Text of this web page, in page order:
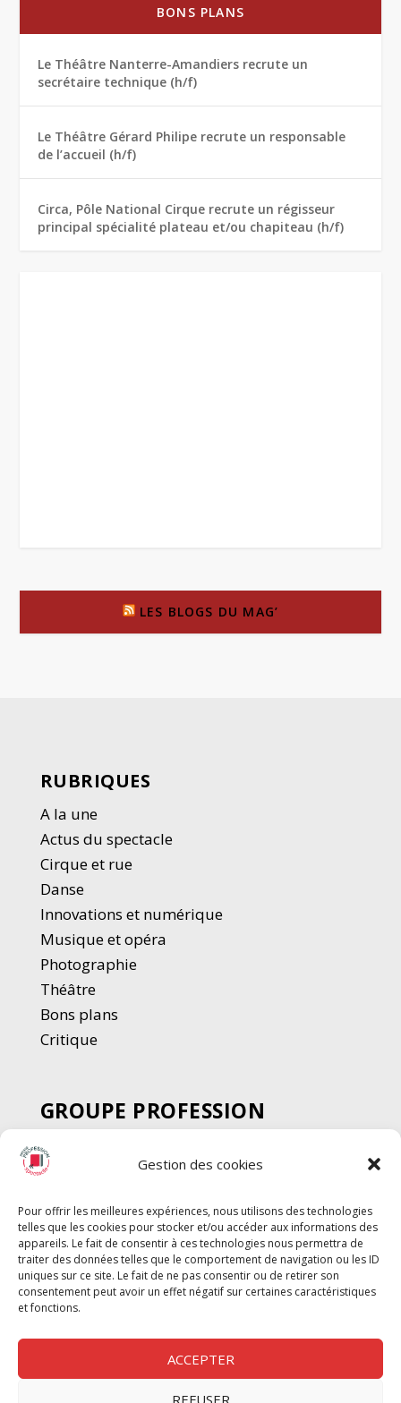
Gestion des cookies
Pour offrir les meilleures expériences, nous utilisons des technologies
telles que les cookies pour stocker et/ou accéder aux informations des
appareils. Le fait de consentir à ces technologies nous permettra de
traiter des données telles que le comportement de navigation ou les ID
uniques sur ce site. Le fait de ne pas consentir ou de retirer son
consentement peut avoir un effet négatif sur certaines caractéristiques
et fonctions.
ACCEPTER
REFUSER
BONS PLANS
Le Théâtre Nanterre-Amandiers recrute un
secrétaire technique (h/f)
Le Théâtre Gérard Philipe recrute un responsable
de l’accueil (h/f)
Circa, Pôle National Cirque recrute un régisseur
principal spécialité plateau et/ou chapiteau (h/f)
LES BLOGS DU MAG’
RUBRIQUES
A la une
Actus du spectacle
Cirque et rue
Danse
Innovations et numérique
Musique et opéra
Photographie
Théâtre
Bons plans
Critique
GROUPE PROFESSION
SPECTACLE
Chèque Intermittents
Chèque Compta
Chèque Emploi Spectacle
G-Pods
Profession Audio-visuel